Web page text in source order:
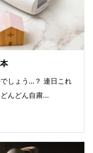
しょう…？ 連日これ
んどん自粛...